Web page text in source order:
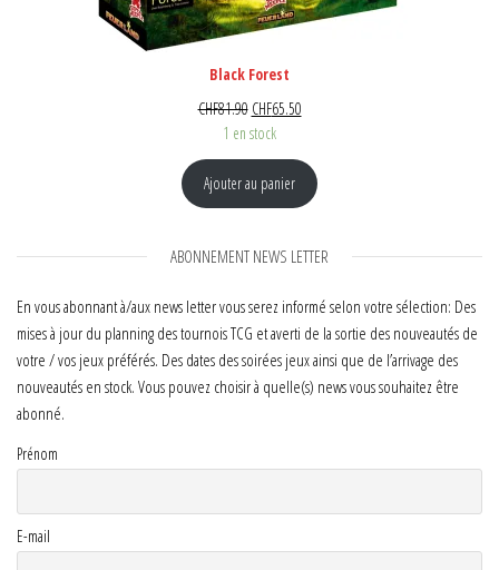
Black Forest
CHF81.90 Le prix initial était : CHF81.90.
CHF65.50Le prix actuel est : CHF65.50.
1 en stock
Ajouter au panier
ABONNEMENT NEWS LETTER
En vous abonnant à/aux news letter vous serez informé selon votre sélection: Des
mises à jour du planning des tournois TCG et averti de la sortie des nouveautés de
votre / vos jeux préférés. Des dates des soirées jeux ainsi que de l’arrivage des
nouveautés en stock. Vous pouvez choisir à quelle(s) news vous souhaitez être
abonné.
Prénom
E-mail